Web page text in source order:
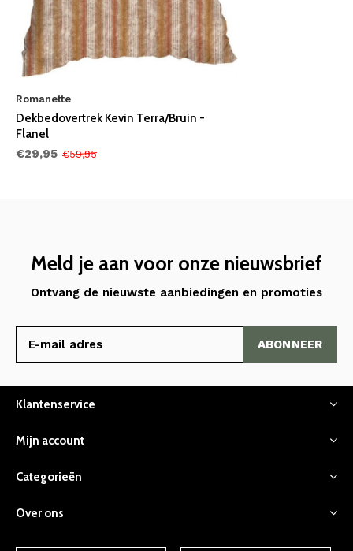
Romanette
Dekbedovertrek Kevin Terra/Bruin -
Flanel
€29,95 €59,95
Meld je aan voor onze nieuwsbrief
Ontvang de nieuwste aanbiedingen en promoties
ABONNEER
Klantenservice
Mijn account
Categorieën
Over ons